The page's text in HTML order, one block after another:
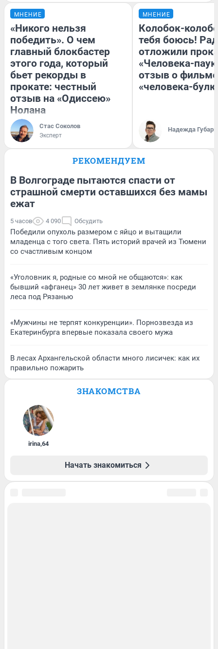
МНЕНИЕ
«Никого нельзя
победить». О чем
главный блокбастер
этого года, который
бьет рекорды в
прокате: честный
отзыв на «Одиссею»
Нолана
Стас Соколов
Эксперт
МНЕНИЕ
Колобок-
тебя боюсь!
отложили
«Человека-
отзыв о
«человека-
Надежда Губарь
РЕКОМЕНДУЕМ
В Волгограде пытаются спасти от
страшной смерти оставшихся без мамы
ежат
5 часов 4 090 Обсудить
Победили опухоль размером с яйцо и вытащили
младенца с того света. Пять историй врачей из Тюмени
со счастливым концом
«Уголовник я, родные со мной не общаются»: как
бывший «афганец» 30 лет живет в землянке посреди
леса под Рязанью
«Мужчины не терпят конкуренции». Порнозвезда из
Екатеринбурга впервые показала своего мужа
В лесах Архангельской области много лисичек: как их
правильно пожарить
ЗНАКОМСТВА
irina,64
Начать знакомиться